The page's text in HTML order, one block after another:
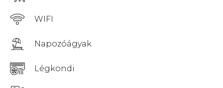
WIFI
Napozóágyak
Légkondi